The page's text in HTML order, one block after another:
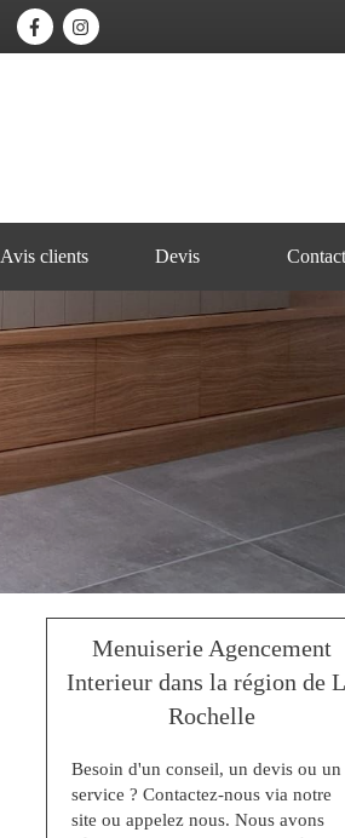
Avis clients Devis Contact
Menuiserie Agencement
Interieur dans la région de
Rochelle
Besoin d'un conseil, un devis ou un
service ? Contactez-nous via notre
site ou appelez nous. Nous avons